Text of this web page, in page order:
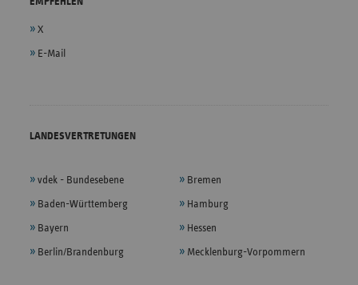
X
E-Mail
LANDESVERTRETUNGEN
vdek - Bundesebene
Baden-Württemberg
Bayern
Berlin/Brandenburg
Bremen
Hamburg
Hessen
Mecklenburg-Vorpommern